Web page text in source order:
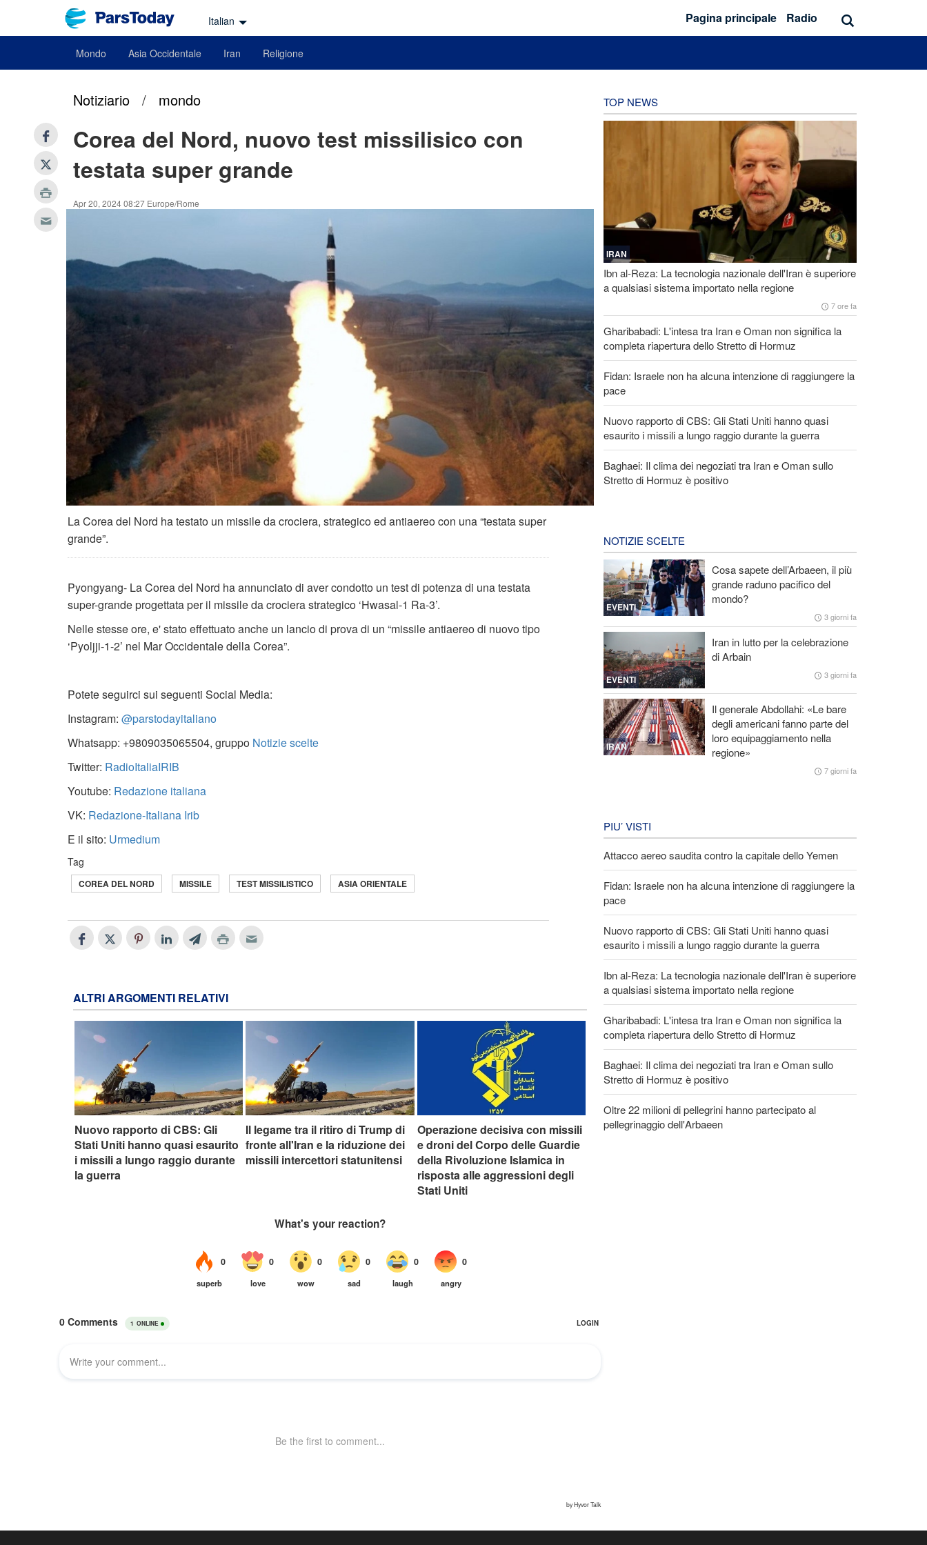
Italian Pagina principale Radio
Mondo Asia Occidentale Iran Religione
Notiziario / mondo
Corea del Nord, nuovo test missilisico con
testata super grande
Apr 20, 2024 08:27 Europe/Rome
La Corea del Nord ha testato un missile da crociera, strategico ed antiaereo con una “testata super
grande”.
Pyongyang- La Corea del Nord ha annunciato di aver condotto un test di potenza di una testata
super-grande progettata per il missile da crociera strategico ‘Hwasal-1 Ra-3’.
Nelle stesse ore, e' stato effettuato anche un lancio di prova di un “missile antiaereo di nuovo tipo
‘Pyoljji-1-2’ nel Mar Occidentale della Corea”.
Potete seguirci sui seguenti Social Media:
Instagram: @parstodayitaliano
Whatsapp: +9809035065504, gruppo Notizie scelte
Twitter: RadioItaliaIRIB
Youtube: Redazione italiana
VK: Redazione-Italiana Irib
E il sito: Urmedium
Tag
COREA DEL NORD MISSILE TEST MISSILISTICO ASIA ORIENTALE
ALTRI ARGOMENTI RELATIVI
Nuovo rapporto di CBS: Gli
Stati Uniti hanno quasi esaurito
i missili a lungo raggio durante
la guerra
Il legame tra il ritiro di Trump di
fronte all'Iran e la riduzione dei
missili intercettori statunitensi
Operazione decisiva con missili
e droni del Corpo delle Guardie
della Rivoluzione Islamica in
risposta alle aggressioni degli
Stati Uniti
TOP NEWS
IRAN
Ibn al-Reza: La tecnologia nazionale dell'Iran è superiore
a qualsiasi sistema importato nella regione
7 ore fa
Gharibabadi: L'intesa tra Iran e Oman non significa la
completa riapertura dello Stretto di Hormuz
Fidan: Israele non ha alcuna intenzione di raggiungere la
pace
Nuovo rapporto di CBS: Gli Stati Uniti hanno quasi
esaurito i missili a lungo raggio durante la guerra
Baghaei: Il clima dei negoziati tra Iran e Oman sullo
Stretto di Hormuz è positivo
NOTIZIE SCELTE
EVENTI
Cosa sapete dell’Arbaeen, il più
grande raduno pacifico del
mondo?
3 giorni fa
EVENTI
Iran in lutto per la celebrazione
di Arbain
3 giorni fa
IRAN
Il generale Abdollahi: «Le bare
degli americani fanno parte del
loro equipaggiamento nella
regione»
7 giorni fa
PIU’ VISTI
Attacco aereo saudita contro la capitale dello Yemen
Fidan: Israele non ha alcuna intenzione di raggiungere la
pace
Nuovo rapporto di CBS: Gli Stati Uniti hanno quasi
esaurito i missili a lungo raggio durante la guerra
Ibn al-Reza: La tecnologia nazionale dell'Iran è superiore
a qualsiasi sistema importato nella regione
Gharibabadi: L'intesa tra Iran e Oman non significa la
completa riapertura dello Stretto di Hormuz
Baghaei: Il clima dei negoziati tra Iran e Oman sullo
Stretto di Hormuz è positivo
Oltre 22 milioni di pellegrini hanno partecipato al
pellegrinaggio dell'Arbaeen